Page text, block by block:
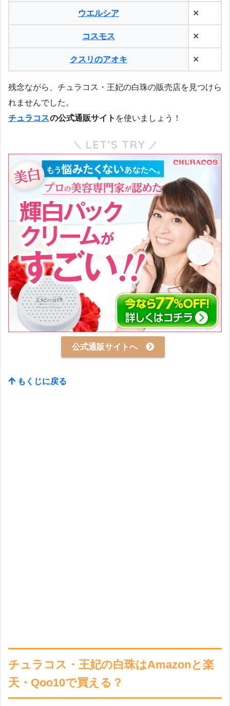
ウエルシア ✕
コスモス ✕
クスリのアオキ ✕
残念ながら、チュラコス・王妃の白珠の販売店を見つけら
れませんでした。
チュラコスの公式通販サイト を使いましょう！
LET’S TRY
公式通販サイトへ
もくじに戻る
チュラコス・王妃の白珠はAmazonと楽
天・Qoo10で買える？